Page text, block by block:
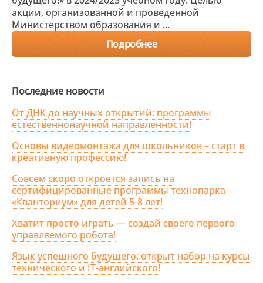
акции, организованной и проведенной
Министерством образования и ...
Подробнее
Последние новости
От ДНК до научных открытий: программы
естественнонаучной направленности!
Основы видеомонтажа для школьников – старт в
креативную профессию!
Совсем скоро откроется запись на
сертифицированные программы технопарка
«Кванториум» для детей 5-8 лет!
Хватит просто играть — создай своего первого
управляемого робота!
Язык успешного будущего: открыт набор на курсы
технического и IT-английского!